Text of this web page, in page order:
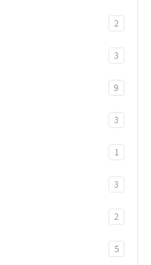
2
3
9
3
1
3
2
5